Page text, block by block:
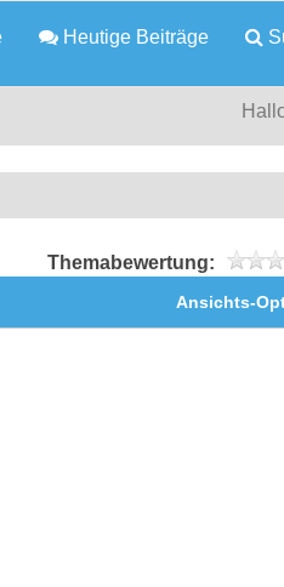
Heutige Beiträge
Themabewertung:
Ansichts-